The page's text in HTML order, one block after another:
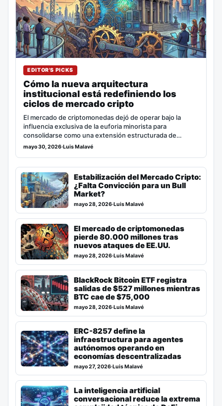
EDITOR'S PICKS
Cómo la nueva arquitectura
institucional está redefiniendo los
ciclos de mercado cripto
El mercado de criptomonedas dejó de operar bajo la
influencia exclusiva de la euforia minorista para
consolidarse como una extensión estructurada de…
mayo 30, 2026·Luis Malavé
Estabilización del Mercado Cripto:
¿Falta Convicción para un Bull
Market?
mayo 28, 2026·Luis Malavé
El mercado de criptomonedas
pierde 80.000 millones tras
nuevos ataques de EE.UU.
mayo 28, 2026·Luis Malavé
BlackRock Bitcoin ETF registra
salidas de $527 millones mientras
BTC cae de $75,000
mayo 28, 2026·Luis Malavé
ERC-8257 define la
infraestructura para agentes
autónomos operando en
economías descentralizadas
mayo 27, 2026·Luis Malavé
La inteligencia artificial
conversacional reduce la extrema